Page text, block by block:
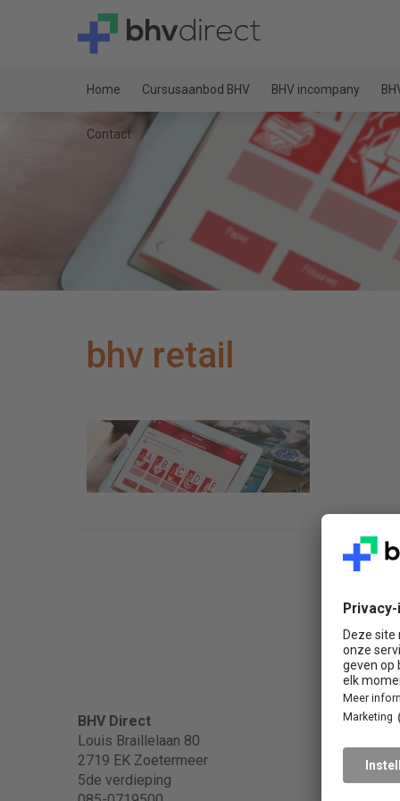
Home Cursusaanbod BHV BHV incompany
Contact
bhv retail
BHV Direct
Louis Braillelaan 80
2719 EK Zoetermeer
5de verdieping
BHV
BHV